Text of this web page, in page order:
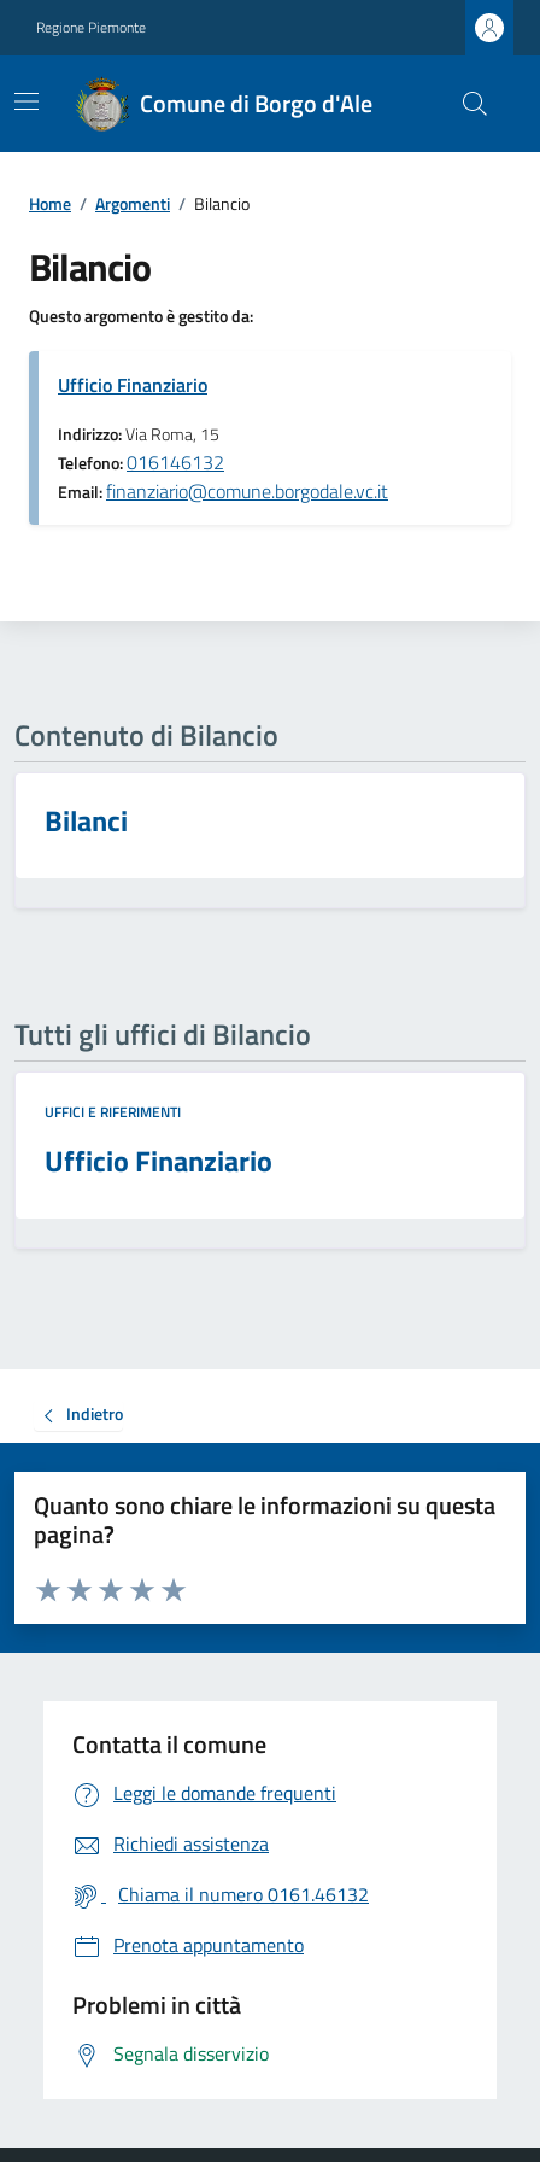
Regione Piemonte
Comune di Borgo d'Ale
Home / Argomenti / Bilancio
Bilancio
Questo argomento è gestito da:
Ufficio Finanziario
Indirizzo:Via Roma, 15
Telefono:016146132
Email:finanziario@comune.borgodale.vc.it
Contenuto di Bilancio
Bilanci
Tutti gli uffici di Bilancio
UFFICI E RIFERIMENTI
Ufficio Finanziario
Indietro
Quanto sono chiare le informazioni su questa
pagina?
Valuta da 1 a 5 stelle la pagina
Valuta 5 stelle su 5
Valuta 4 stelle su 5
Valuta 3 stelle su 5
Valuta 2 stelle su 5
Valuta 1 stelle su 5
Contatta il comune
Leggi le domande frequenti
Richiedi assistenza
Chiama il numero 0161.46132
Prenota appuntamento
Problemi in città
Segnala disservizio